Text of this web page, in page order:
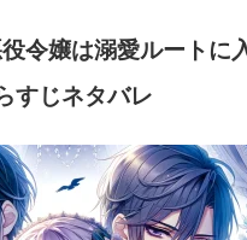
令嬢は溺愛ルートに
すじネタバレ